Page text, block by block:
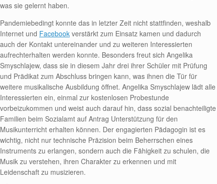
was sie gelernt haben.
Pandemiebedingt konnte das in letzter Zeit nicht stattfinden, weshalb
Internet und Facebook verstärkt zum Einsatz kamen und dadurch
auch der Kontakt untereinander und zu weiteren Interessierten
aufrechterhalten werden konnte. Besonders freut sich Angelika
Smyschlajew, dass sie in diesem Jahr drei ihrer Schüler mit Prüfung
und Prädikat zum Abschluss bringen kann, was ihnen die Tür für
weitere musikalische Ausbildung öffnet. Angelika Smyschlajew lädt alle
Interessierten ein, einmal zur kostenlosen Probestunde
vorbeizukommen und weist auch darauf hin, dass sozial benachteiligte
Familien beim Sozialamt auf Antrag Unterstützung für den
Musikunterricht erhalten können. Der engagierten Pädagogin ist es
wichtig, nicht nur technische Präzision beim Beherrschen eines
Instruments zu erlangen, sondern auch die Fähigkeit zu schulen, die
Musik zu verstehen, ihren Charakter zu erkennen und mit
Leidenschaft zu musizieren.